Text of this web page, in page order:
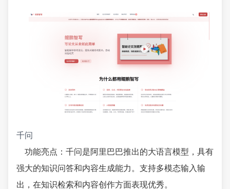
千问
功能亮点：千问是阿里巴巴推出的大语言模型，具有
强大的知识问答和内容生成能力。支持多模态输入输
出，在知识检索和内容创作方面表现优秀。